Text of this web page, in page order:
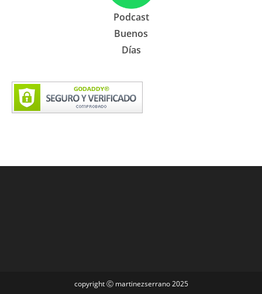
Podcast
Buenos
Días
copyright Ⓒ martinezserrano 2025